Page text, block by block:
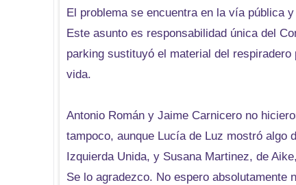
El problema se encuentra en la vía pública
Este asunto es responsabilidad única del
parking sustituyó el material del
vida.
Antonio Román y Jaime Carnicero no
tampoco, aunque Lucía de Luz mostró algo
Izquierda Unida, y Susana Martinez, de
Se lo agradezco. No espero absolutamente